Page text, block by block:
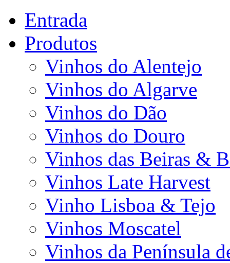
Entrada
Produtos
Vinhos do Alentejo
Vinhos do Algarve
Vinhos do Dão
Vinhos do Douro
Vinhos das Beiras &
Vinhos Late Harvest
Vinho Lisboa & Tejo
Vinhos Moscatel
Vinhos da Península